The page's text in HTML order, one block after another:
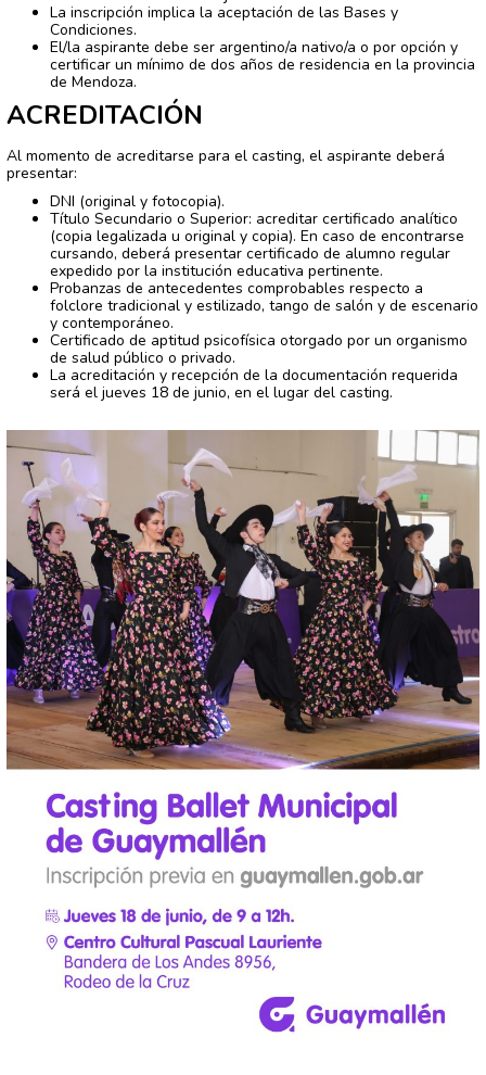
La inscripción implica la aceptación de las Bases y
Condiciones.
El/la aspirante debe ser argentino/a nativo/a o por opción y
certificar un mínimo de dos años de residencia en la provincia
de Mendoza.
ACREDITACIÓN
Al momento de acreditarse para el casting, el aspirante deberá
presentar:
DNI (original y fotocopia).
Título Secundario o Superior: acreditar certificado analítico
(copia legalizada u original y copia). En caso de encontrarse
cursando, deberá presentar certificado de alumno regular
expedido por la institución educativa pertinente.
Probanzas de antecedentes comprobables respecto a
folclore tradicional y estilizado, tango de salón y de escenario
y contemporáneo.
Certificado de aptitud psicofísica otorgado por un organismo
de salud público o privado.
La acreditación y recepción de la documentación requerida
será el jueves 18 de junio, en el lugar del casting.